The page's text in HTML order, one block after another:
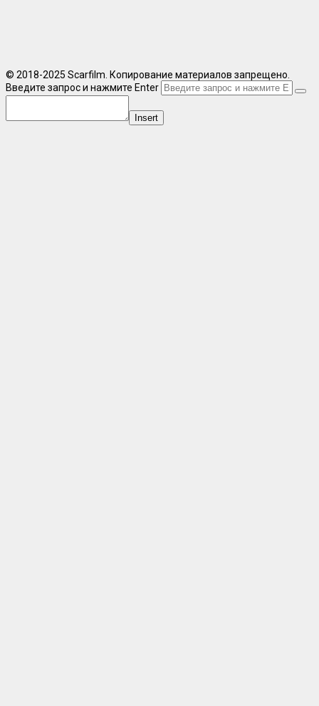
© 2018-2025 Scarfilm. Копирование материалов запрещено.
Введите запрос и нажмите Enter
Insert